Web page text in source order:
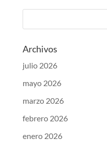
Archivos
julio 2026
mayo 2026
marzo 2026
febrero 2026
enero 2026